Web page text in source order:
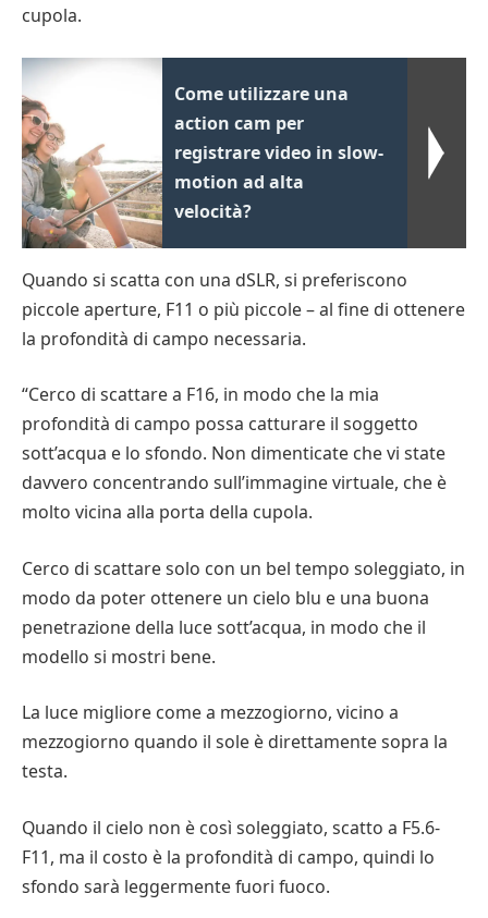
cupola.
Come utilizzare una
action cam per
registrare video in slow-
motion ad alta
velocità?
Quando si scatta con una dSLR, si preferiscono
piccole aperture, F11 o più piccole – al fine di ottenere
la profondità di campo necessaria.
“Cerco di scattare a F16, in modo che la mia
profondità di campo possa catturare il soggetto
sott’acqua e lo sfondo. Non dimenticate che vi state
davvero concentrando sull’immagine virtuale, che è
molto vicina alla porta della cupola.
Cerco di scattare solo con un bel tempo soleggiato, in
modo da poter ottenere un cielo blu e una buona
penetrazione della luce sott’acqua, in modo che il
modello si mostri bene.
La luce migliore come a mezzogiorno, vicino a
mezzogiorno quando il sole è direttamente sopra la
testa.
Quando il cielo non è così soleggiato, scatto a F5.6-
F11, ma il costo è la profondità di campo, quindi lo
sfondo sarà leggermente fuori fuoco.